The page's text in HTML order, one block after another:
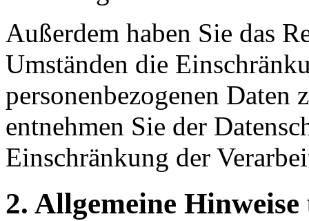
Außerdem haben Sie das
Umständen die
personenbezogenen Daten
entnehmen Sie der
Einschränkung der
2. Allgemeine